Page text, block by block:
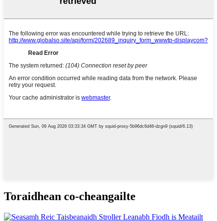
Toraidhean co-cheangailte